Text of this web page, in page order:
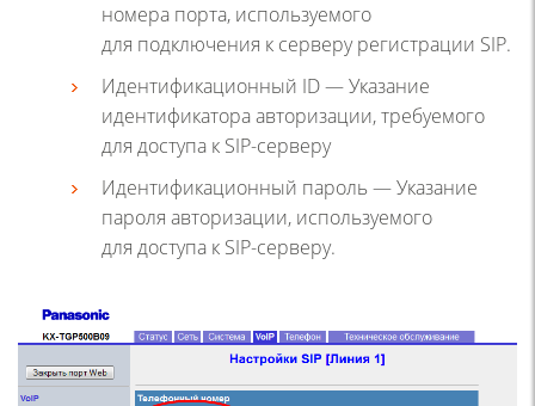
номера порта, используемого
для подключения к серверу регистрации SIP.
Идентификационный ID — Указание
идентификатора авторизации, требуемого
для доступа к SIP-серверу
Идентификационный пароль — Указание
пароля авторизации, используемого
для доступа к SIP-серверу.